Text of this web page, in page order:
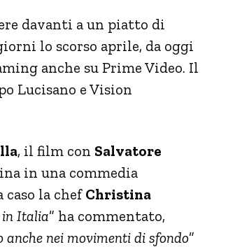
davanti a un piatto di
lo scorso aprile, da oggi
anche su Prime Video. Il
Lucisano e Vision
, il film con Salvatore
in una commedia
la chef Christina
Italia” ha commentato,
anche nei movimenti di sfondo”